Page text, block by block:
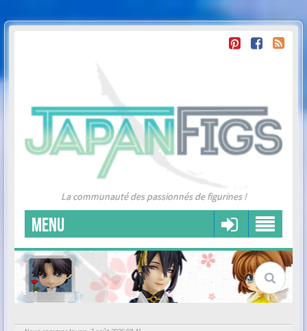
La communauté des passionnés de figurines !
MENU